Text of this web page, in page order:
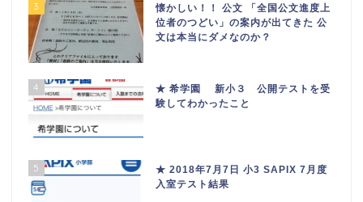
3
懐かしい！！ 公文 「全国公文進度上
位者のつどい」の案内が出てきた 公
文は本当にダメなのか？
4
★ 希学園 新小３ 公開テストを受
験してわかったこと
5
★ 2018年7月7日 小3 SAPIX 7月度
入室テスト結果